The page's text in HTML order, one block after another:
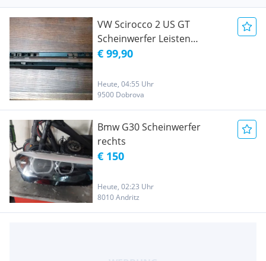
VW Scirocco 2 US GT
Scheinwerfer Leisten
kunststoffleisten
€ 99,90
Heute, 04:55 Uhr
9500 Dobrova
Bmw G30 Scheinwerfer
rechts
€ 150
Heute, 02:23 Uhr
8010 Andritz